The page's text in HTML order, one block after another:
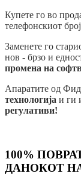
Купете го во
телефонскиот
Заменете го
нов - брзо и
промена на
Апаратите од
технологија и ги
регулативи!
100%
ДАНОКОТ